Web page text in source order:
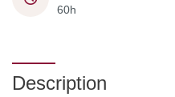
60h
Description